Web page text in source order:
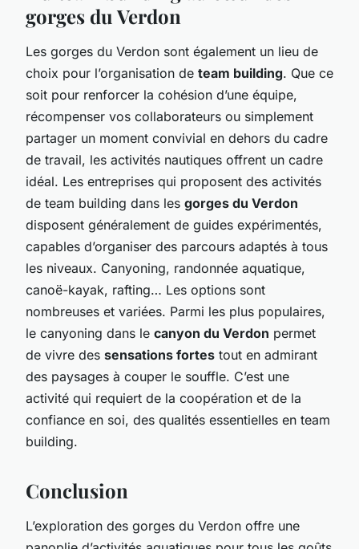
gorges du Verdon
Les gorges du Verdon sont également un lieu de
choix pour l’organisation de team building. Que ce
soit pour renforcer la cohésion d’une équipe,
récompenser vos collaborateurs ou simplement
partager un moment convivial en dehors du cadre
de travail, les activités nautiques offrent un cadre
idéal. Les entreprises qui proposent des activités
de team building dans les gorges du Verdon
disposent généralement de guides expérimentés,
capables d’organiser des parcours adaptés à tous
les niveaux. Canyoning, randonnée aquatique,
canoë-kayak, rafting… Les options sont
nombreuses et variées. Parmi les plus populaires,
le canyoning dans le canyon du Verdon permet
de vivre des sensations fortes tout en admirant
des paysages à couper le souffle. C’est une
activité qui requiert de la coopération et de la
confiance en soi, des qualités essentielles en team
building.
Conclusion
L’exploration des gorges du Verdon offre une